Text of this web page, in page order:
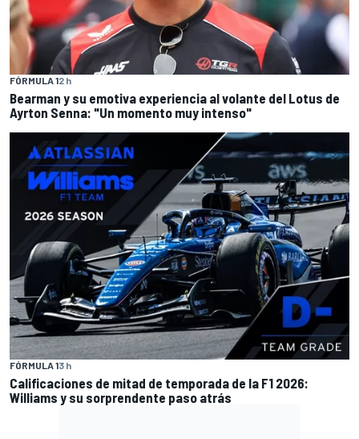
FÓRMULA 12 h
Bearman y su emotiva experiencia al volante del Lotus de
Ayrton Senna: "Un momento muy intenso"
FÓRMULA 13 h
Calificaciones de mitad de temporada de la F1 2026:
Williams y su sorprendente paso atrás